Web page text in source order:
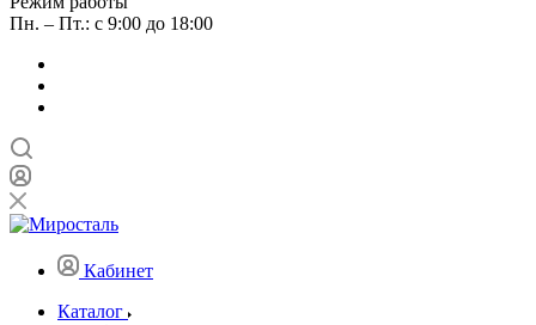
Пн. – Пт.: с 9:00 до 18:00
Кабинет
Каталог